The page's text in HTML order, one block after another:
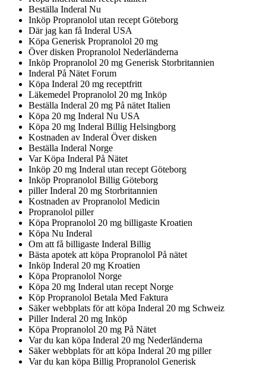
Beställa Inderal Nu
Inköp Propranolol utan recept Göteborg
Där jag kan få Inderal USA
Köpa Generisk Propranolol 20 mg
Över disken Propranolol Nederländerna
Inköp Propranolol 20 mg Generisk Storbritannien
Inderal På Nätet Forum
Köpa Inderal 20 mg receptfritt
Läkemedel Propranolol 20 mg Inköp
Beställa Inderal 20 mg På nätet Italien
Köpa 20 mg Inderal Nu USA
Köpa 20 mg Inderal Billig Helsingborg
Kostnaden av Inderal Över disken
Beställa Inderal Norge
Var Köpa Inderal På Nätet
Inköp 20 mg Inderal utan recept Göteborg
Inköp Propranolol Billig Göteborg
piller Inderal 20 mg Storbritannien
Kostnaden av Propranolol Medicin
Propranolol piller
Köpa Propranolol 20 mg billigaste Kroatien
Köpa Nu Inderal
Om att få billigaste Inderal Billig
Bästa apotek att köpa Propranolol På nätet
Inköp Inderal 20 mg Kroatien
Köpa Propranolol Norge
Köpa 20 mg Inderal utan recept Norge
Köp Propranolol Betala Med Faktura
Säker webbplats för att köpa Inderal 20 mg Schweiz
Piller Inderal 20 mg Inköp
Köpa Propranolol 20 mg På Nätet
Var du kan köpa Inderal 20 mg Nederländerna
Säker webbplats för att köpa Inderal 20 mg piller
Var du kan köpa Billig Propranolol Generisk